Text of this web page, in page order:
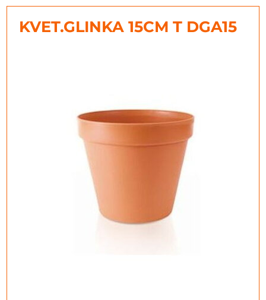
KVET.GLINKA 15CM T DGA15